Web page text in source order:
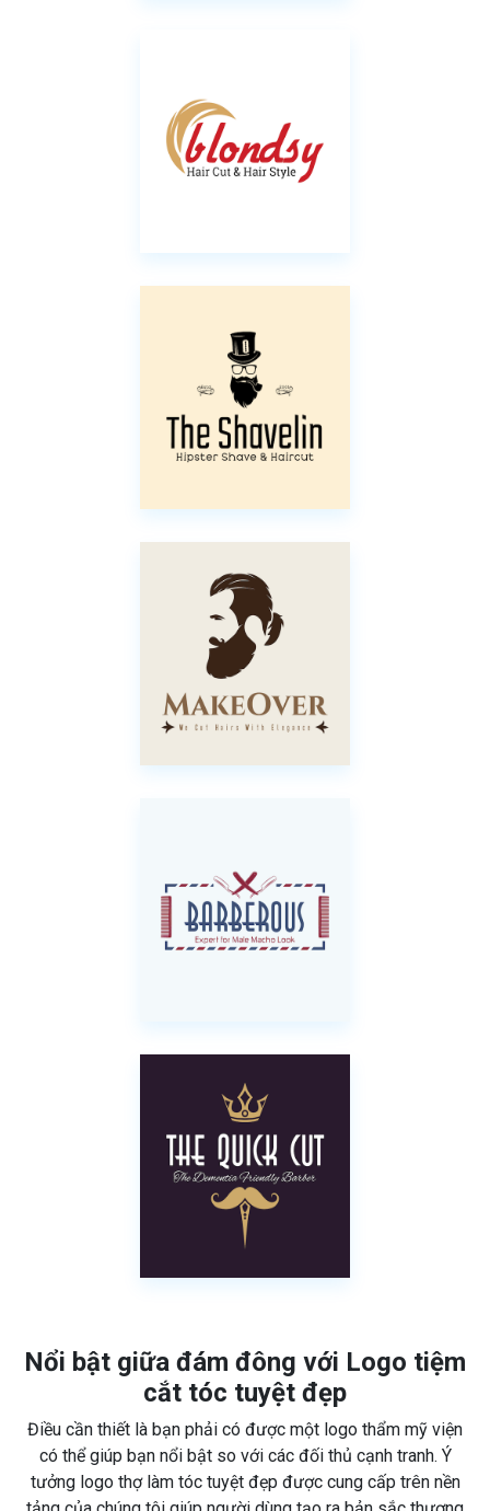
Nổi bật giữa đám đông với Logo tiệm
cắt tóc tuyệt đẹp
Điều cần thiết là bạn phải có được một logo thẩm mỹ viện
có thể giúp bạn nổi bật so với các đối thủ cạnh tranh. Ý
tưởng logo thợ làm tóc tuyệt đẹp được cung cấp trên nền